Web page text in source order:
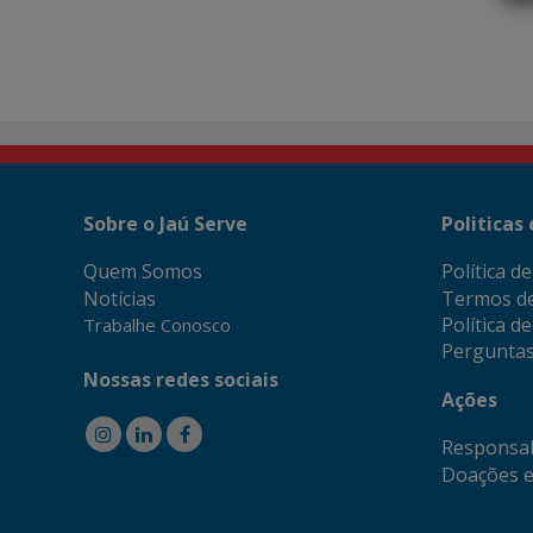
Sobre o Jaú Serve
Quem Somos
Notícias
Trabalhe Conosco
Nossas redes sociais
Politicas
Política
Termos
Política
Ações
Doações